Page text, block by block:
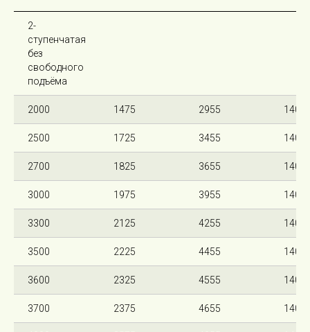
2-
ступенчатая
без
свободного
подъёма
2000 1475 2955 140
2500 1725 3455 140
2700 1825 3655 140
3000 1975 3955 140
3300 2125 4255 140
3500 2225 4455 140
3600 2325 4555 140
3700 2375 4655 140